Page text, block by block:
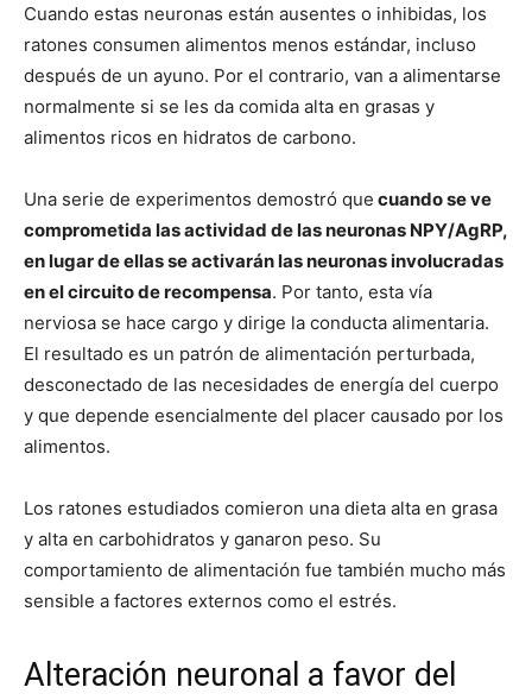
Cuando estas neuronas están ausentes o inhibidas, los
ratones consumen alimentos menos estándar, incluso
después de un ayuno. Por el contrario, van a alimentarse
normalmente si se les da comida alta en grasas y
alimentos ricos en hidratos de carbono.
Una serie de experimentos demostró que cuando se ve
comprometida las actividad de las neuronas NPY/AgRP,
en lugar de ellas se activarán las neuronas involucradas
en el circuito de recompensa. Por tanto, esta vía
nerviosa se hace cargo y dirige la conducta alimentaria.
El resultado es un patrón de alimentación perturbada,
desconectado de las necesidades de energía del cuerpo
y que depende esencialmente del placer causado por los
alimentos.
Los ratones estudiados comieron una dieta alta en grasa
y alta en carbohidratos y ganaron peso. Su
comportamiento de alimentación fue también mucho más
sensible a factores externos como el estrés.
Alteración neuronal a favor del